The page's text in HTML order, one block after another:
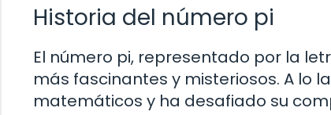
Historia del número pi
El número pi, representado por la
más fascinantes y misteriosos. A lo
matemáticos y ha desafiado su